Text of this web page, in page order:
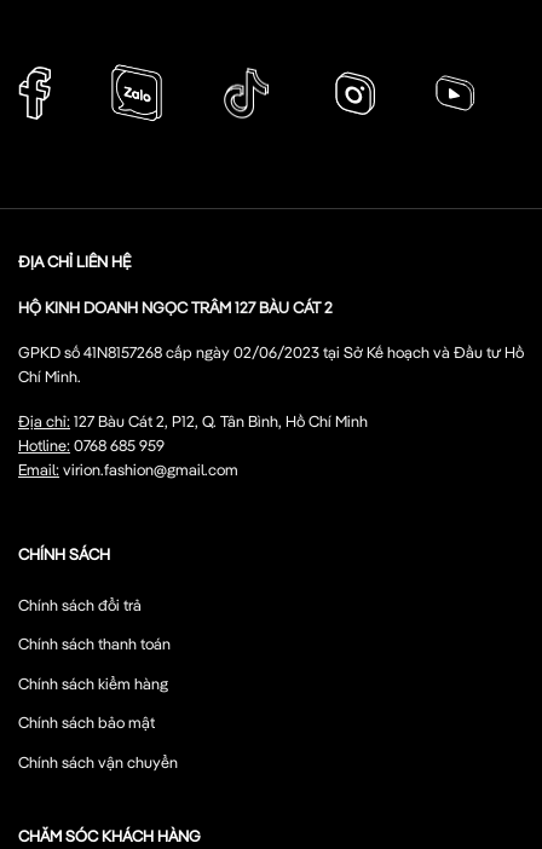
ĐỊA CHỈ LIÊN HỆ
HỘ KINH DOANH NGỌC TRÂM 127 BÀU CÁT 2
GPKD số 41N8157268 cấp ngày 02/06/2023 tại Sở Kế hoạch và Đầu tư Hồ
Chí Minh.
Địa chỉ:127 Bàu Cát 2, P12, Q. Tân Bình, Hồ Chí Minh
Hotline:0768 685 959
Email:virion.fashion@gmail.com
CHÍNH SÁCH
Chính sách đổi trả
Chính sách thanh toán
Chính sách kiểm hàng
Chính sách bảo mật
Chính sách vận chuyển
CHĂM SÓC KHÁCH HÀNG